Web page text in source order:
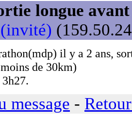
longue
il y a 2 ans,
de 30km)
message -